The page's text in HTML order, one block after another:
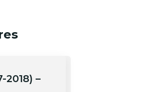
2018) –